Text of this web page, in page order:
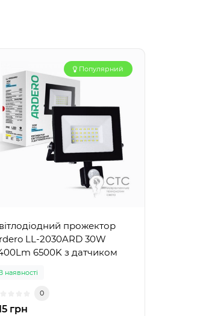
Популярний
прожектор
LL-2030ARD 30W
6500K з датчиком
наявності
0
грн